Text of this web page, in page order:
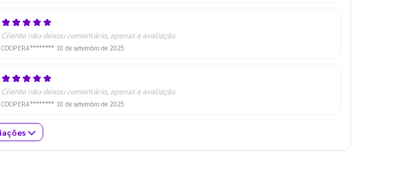
Cliente não deixou comentário, apenas a avaliação
COOPERA******** 10 de setembro de 2025
Cliente não deixou comentário, apenas a avaliação
COOPERA******** 10 de setembro de 2025